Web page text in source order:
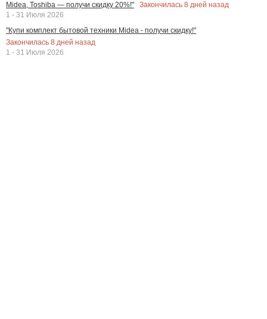
Midea, Toshiba — получи скидку 20%!"
Закончилась 8 дней назад
1 - 31 Июля 2026
"Купи комплект бытовой техники Midea - получи скидку!"
Закончилась 8 дней назад
1 - 31 Июля 2026